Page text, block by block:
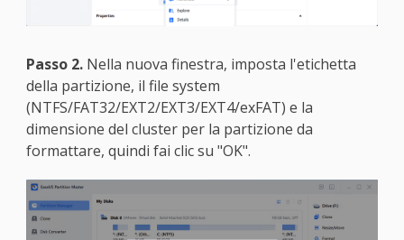
Passo 2.Nella nuova finestra, imposta l'etichetta
della partizione, il file system
(NTFS/FAT32/EXT2/EXT3/EXT4/exFAT) e la
dimensione del cluster per la partizione da
formattare, quindi fai clic su "OK".